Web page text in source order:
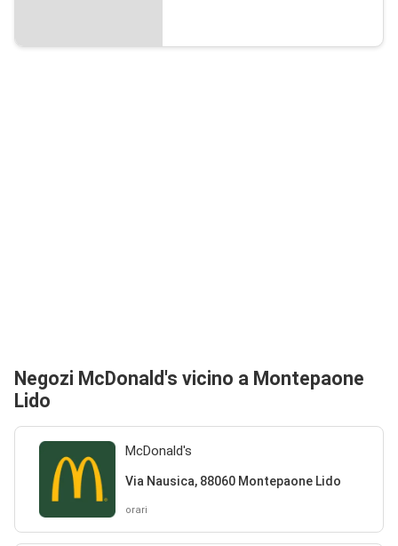
Negozi McDonald's vicino a Montepaone
Lido
McDonald's
Via Nausica, 88060 Montepaone Lido
orari